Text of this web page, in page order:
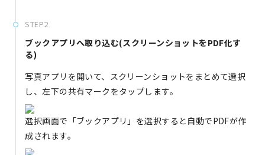
STEP2
ブックアプリへ取り込む(スクリーンショットをPDF化す
る)
写真アプリを開いて、スクリーンショットをまとめて選択
し、左下の共有マークをタップします。
選択画面で「ブックアプリ」を選択すると自動でPDFが作
成されます。